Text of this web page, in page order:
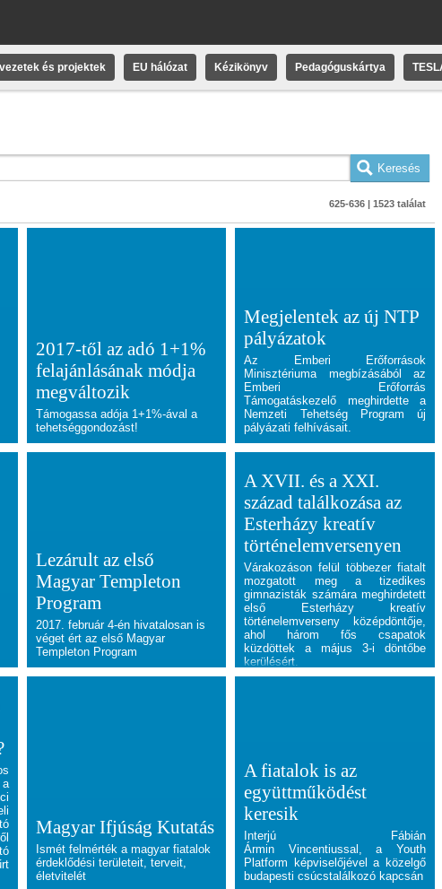
és projektek EU hálózat Kézikönyv Pedagóguskártya
625-636 | 1523 találat
2017-től az adó 1+1%
felajánlásának módja
megváltozik
Támogassa adója 1+1%-ával a
tehetséggondozást!
Megjelentek az új NTP
pályázatok
Az Emberi Erőforrások
Minisztériuma megbízásából az
Emberi Erőforrás
Támogatáskezelő meghirdette a
Nemzeti Tehetség Program új
pályázati felhívásait.
Lezárult az első
Magyar Templeton
Program
2017. február 4-én hivatalosan is
véget ért az első Magyar
Templeton Program
A XVII. és a XXI.
század találkozása az
Esterházy kreatív
történelemversenyen
Várakozáson felül többezer fiatalt
mozgatott meg a tizedikes
gimnazisták számára meghirdetett
első Esterházy kreatív
történelemverseny középdöntője,
ahol három fős csapatok
küzdöttek a május 3-i döntőbe
kerülésért.
Magyar Ifjúság Kutatás
Ismét felmérték a magyar fiatalok
érdeklődési területeit, terveit,
életvitelét
A fiatalok is az
együttműködést
keresik
Interjú Fábián
Ármin Vincentiussal, a Youth
Platform képviselőjével a közelgő
budapesti csúcstalálkozó kapcsán